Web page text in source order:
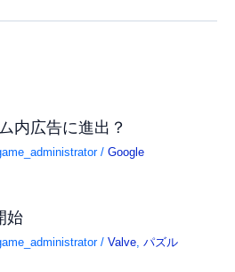
内広告に進出？
/Google
始
/Valve,パズル